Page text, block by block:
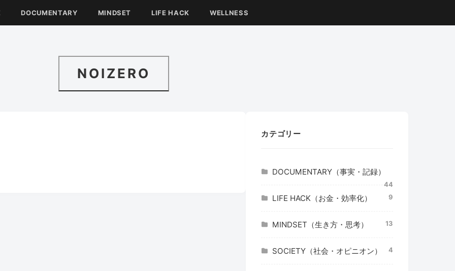
DOCUMENTARY MINDSET LIFE HACK WELLNESS
NOIZERO
カテゴリー
DOCUMENTARY（事実・記録）
44
LIFE HACK（お金・効率化） 9
MINDSET（生き方・思考） 13
SOCIETY（社会・オピニオン） 4